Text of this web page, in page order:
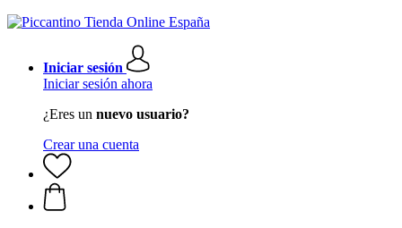
Iniciar sesión
Iniciar sesión ahora
¿Eres un nuevo usuario?
Crear una cuenta